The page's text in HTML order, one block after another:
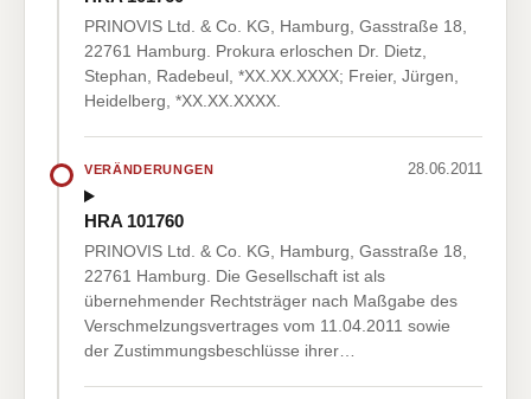
PRINOVIS Ltd. & Co. KG, Hamburg, Gasstraße 18,
22761 Hamburg. Prokura erloschen Dr. Dietz,
Stephan, Radebeul, *XX.XX.XXXX; Freier, Jürgen,
Heidelberg, *XX.XX.XXXX.
VERÄNDERUNGEN 28.06.2011
HRA 101760
PRINOVIS Ltd. & Co. KG, Hamburg, Gasstraße 18,
22761 Hamburg. Die Gesellschaft ist als
übernehmender Rechtsträger nach Maßgabe des
Verschmelzungsvertrages vom 11.04.2011 sowie
der Zustimmungsbeschlüsse ihrer…